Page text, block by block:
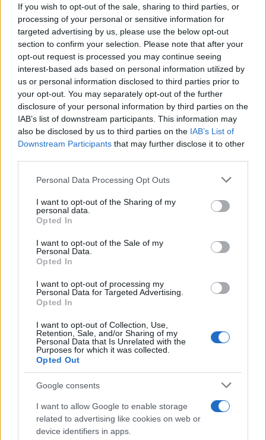
If you wish to opt-out of the sale, sharing to third parties, or
processing of your personal or sensitive information for
targeted advertising by us, please use the below opt-out
section to confirm your selection. Please note that after your
opt-out request is processed you may continue seeing
interest-based ads based on personal information utilized by
us or personal information disclosed to third parties prior to
your opt-out. You may separately opt-out of the further
disclosure of your personal information by third parties on the
IAB’s list of downstream participants. This information may
also be disclosed by us to third parties on the IAB’s List of
Downstream Participants that may further disclose it to other
Please note that this website/app uses one or more Google
not limited to your visit or usage behaviour. You may click to
grant or deny consent to Google and its third-party tags to
use your data for below specified purposes in below Google
consent section.
Personal Data Processing Opt Outs
I want to opt-out of the Sharing of my
personal data.
Opted In
I want to opt-out of the Sale of my
Personal Data.
Opted In
I want to opt-out of processing my
Personal Data for Targeted Advertising.
Opted In
I want to opt-out of Collection, Use,
Retention, Sale, and/or Sharing of my
Personal Data that Is Unrelated with the
Purposes for which it was collected.
Opted Out
Google consents
I want to allow Google to enable storage
related to advertising like cookies on web or
device identifiers in apps.
Sigue leyendo
OTROS ANIMALES
Métodos éticos para disuadir palomas urbanas sin
dañarlas